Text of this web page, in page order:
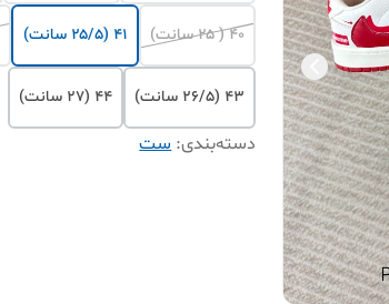
۴۰ ( ۲۵ سانت) ۴۱ (۲۵/۵ سانت)
۴۳ (۲۶/۵ سانت) ۴۴ (۲۷ سانت)
دسته‌بندی:ست